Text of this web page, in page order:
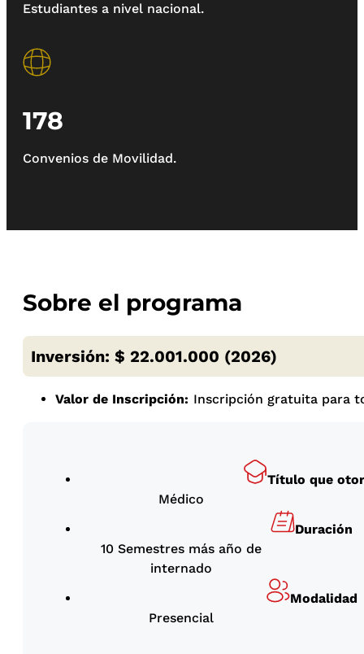
Estudiantes a nivel nacional.
178
Convenios de Movilidad.
Sobre el programa
Inversión: $ 22.001.000 (2026)
Valor de Inscripción: Inscripción gratuita para
Título que
Médico
Duración
10 Semestres más año de
internado
Modalidad
Presencial